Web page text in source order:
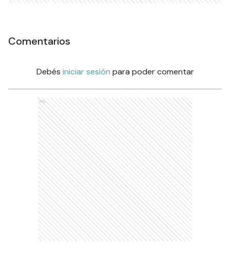
Comentarios
Debés iniciar sesión para poder comentar
Ads